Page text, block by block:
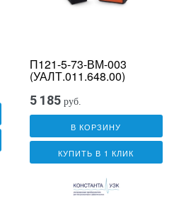
П121-5-73-ВМ-003
(УАЛТ.011.648.00)
5 185 руб.
В КОРЗИНУ
КУПИТЬ В 1 КЛИК